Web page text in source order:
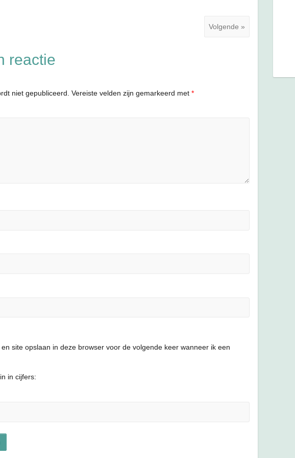
Volgende »
reactie
niet gepubliceerd. Vereiste velden zijn gemarkeerd met*
site opslaan in deze browser voor de volgende keer wanneer ik een
in cijfers: